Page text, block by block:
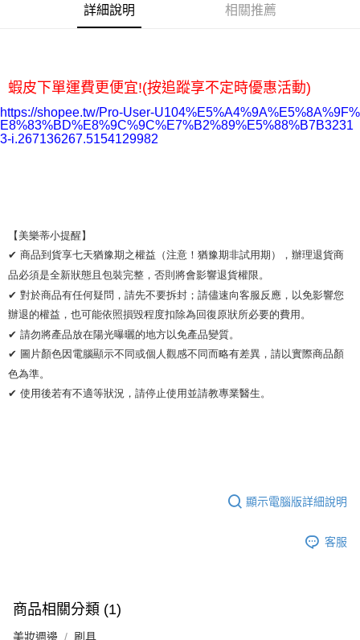
7-11取貨付款
宅配
詳細說明 相關推薦
蝦皮下單運費更便宜!(按追蹤享不定時優惠活動)
https://shopee.tw/Pro-User-U104%E5%A4%9A%E5%8A%9F%
E8%83%BD%E8%9C%9C%E7%B2%89%E5%88%B7B3231
3-i.267136267.5154129982
【美樂蒂小提醒】
✔ 商品到貨享七天猶豫期之權益（注意！猶豫期非試用期），辦理退貨商
品必須是全新狀態且包裝完整，否則將會影響退貨權限。
✔ 對於商品有任何疑問，請先不要拆封；請儘速向客服反應，以免影響您
辦退的權益，也可能依照損毀程度扣除為回復原狀所必要的費用。
✔ 請勿將產品放在陽光曝曬的地方以免產品變質。
✔ 圖片顏色因電腦顯示不同或個人觀感不同而略有差異，請以實際商品顏
色為準。
✔ 使用後若有不適等狀況，請停止使用並請教專業醫生。
顯示電腦版詳細說明
客服
商品相關分類 (1)
美妝週邊 刷具